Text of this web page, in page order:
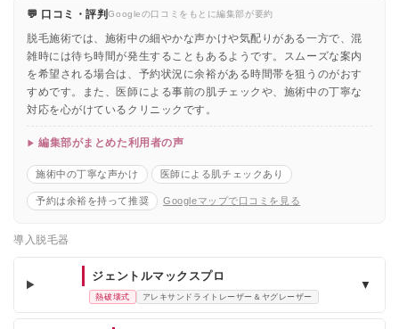
💬 口コミ・評判Googleの口コミをもとに編集部が要約
脱毛施術では、施術中の細やかな声かけや気配りがある一方で、混
雑時には待ち時間が発生することもあるようです。スムーズな案内
を希望される場合は、予約状況に余裕がある時間帯を狙うのがおす
すめです。また、医師による事前の肌チェックや、施術中の丁寧な
対応を心がけているクリニックです。
編集部がまとめた利用者の声
施術中の丁寧な声かけ 医師による肌チェックあり
予約は余裕を持って推奨 Googleマップで口コミを見る
導入脱毛器
ジェントルマックスプロ
熱破壊式 アレキサンドライトレーザー＆ヤグレーザー
▼